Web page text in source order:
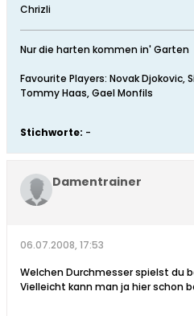
Chrizli
Nur die harten kommen in' Garten
Favourite Players: Novak Djokovic,
Tommy Haas, Gael Monfils
Stichworte: -
Damentrainer
06.07.2008, 17:53
Welchen Durchmesser spielst du
Vielleicht kann man ja hier schon